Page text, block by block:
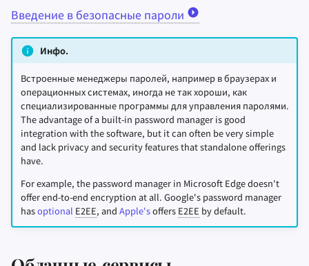
KeePassium (iOS & macOS)
Gopass (CLI
Критерии
Введение в безопасные пароли
Инфо.
Встроенные менеджеры паролей, например в браузерах и
операционных системах, иногда не так хороши, как
специализированные программы для управления паролями.
The advantage of a built-in password manager is good
integration with the software, but it can often be very simple
and lack privacy and security features that standalone offerings
have.
For example, the password manager in Microsoft Edge doesn't
offer end-to-end encryption at all. Google's password manager
hasoptional E2EE, and Apple'soffers E2EE by default.